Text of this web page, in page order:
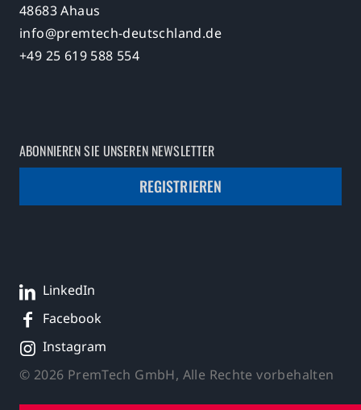
48683 Ahaus
info@premtech-deutschland.de
+49 25 619 588 554
ABONNIEREN SIE UNSEREN NEWSLETTER
REGISTRIEREN
LinkedIn
Facebook
Instagram
© 2026 PremTech GmbH, Alle Rechte vorbehalten